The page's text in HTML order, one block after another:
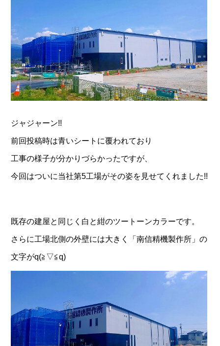
ジャジャーン!!
前回投稿時は青いシートに覆われており
工事の様子が分かりづらかったですが、
今回はついに当社第5工場がその姿を見せてくれました!!
既存の建屋と同じく白と紺のツートーンカラーです。
さらに工場北側の外壁には大きく「南信精機製作所」の
文字がq(≧▽≦q)